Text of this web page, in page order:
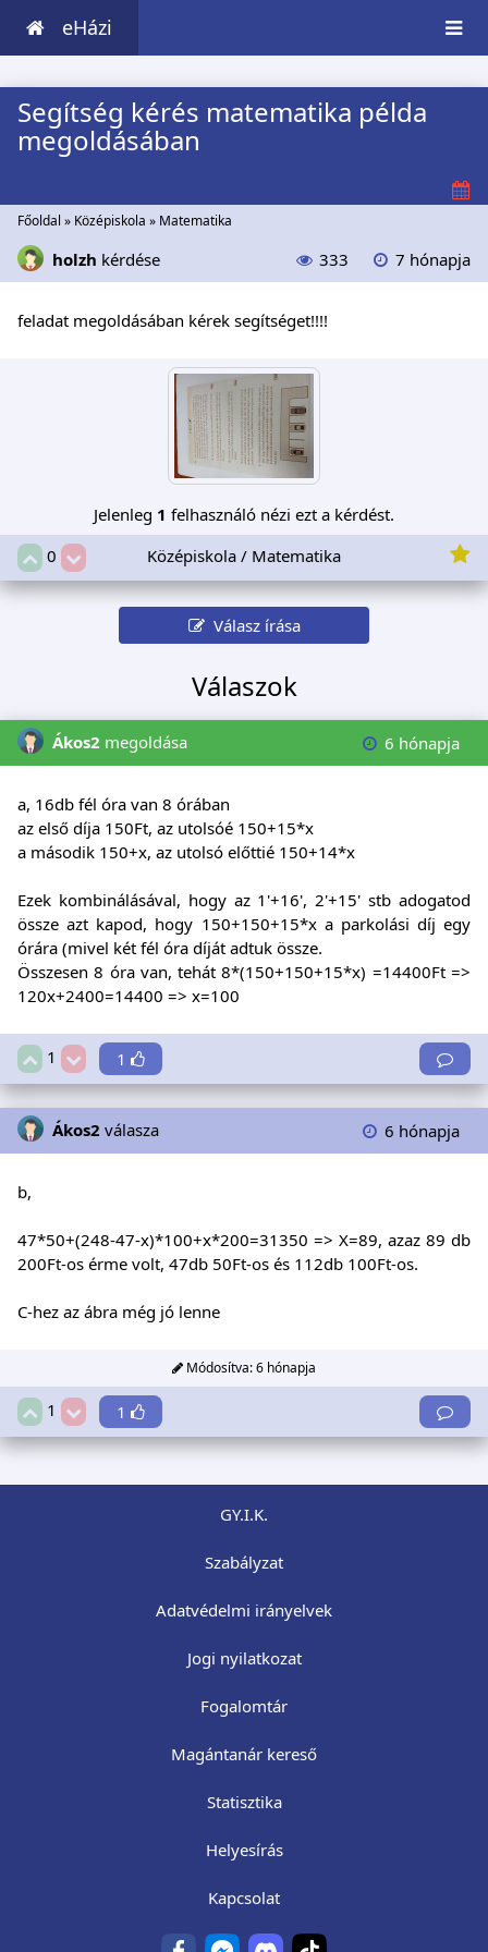
eHázi
Segítség kérés matematika példa
megoldásában
Főoldal » Középiskola » Matematika
holzh kérdése 333 7 hónapja
feladat megoldásában kérek segítséget!!!!
Jelenleg 1 felhasználó nézi ezt a kérdést.
0
Középiskola / Matematika
Válasz írása
Válaszok
Ákos2 megoldása 6 hónapja
a, 16db fél óra van 8 órában
az első díja 150Ft, az utolsóé 150+15*x
a második 150+x, az utolsó előttié 150+14*x
Ezek kombinálásával, hogy az 1'+16', 2'+15' stb adogatod
össze azt kapod, hogy 150+150+15*x a parkolási díj egy
órára (mivel két fél óra díját adtuk össze.
Összesen 8 óra van, tehát 8*(150+150+15*x) =14400Ft =>
120x+2400=14400 => x=100
1 1
Ákos2 válasza 6 hónapja
b,
47*50+(248-47-x)*100+x*200=31350 => X=89, azaz 89 db
200Ft-os érme volt, 47db 50Ft-os és 112db 100Ft-os.
C-hez az ábra még jó lenne
Módosítva:6 hónapja
1 1
GY.I.K.
Szabályzat
Adatvédelmi irányelvek
Jogi nyilatkozat
Fogalomtár
Magántanár kereső
Statisztika
Helyesírás
Kapcsolat